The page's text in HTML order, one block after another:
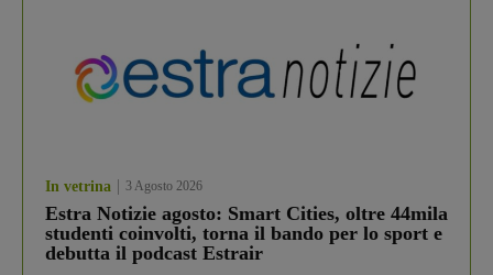
In vetrina 3 Agosto 2026
Estra Notizie agosto: Smart Cities, oltre 44mila
studenti coinvolti, torna il bando per lo sport e
debutta il podcast Estrair